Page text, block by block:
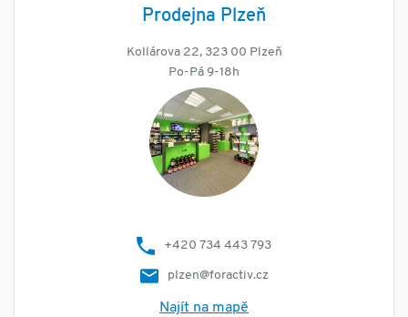
Prodejna Plzeň
Kollárova 22, 323 00 Plzeň
Po-Pá 9-18h
+420 734 443 793
plzen@foractiv.cz
Najít na mapě